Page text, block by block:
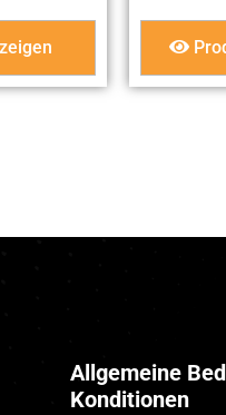
Allgemeine
Konditionen